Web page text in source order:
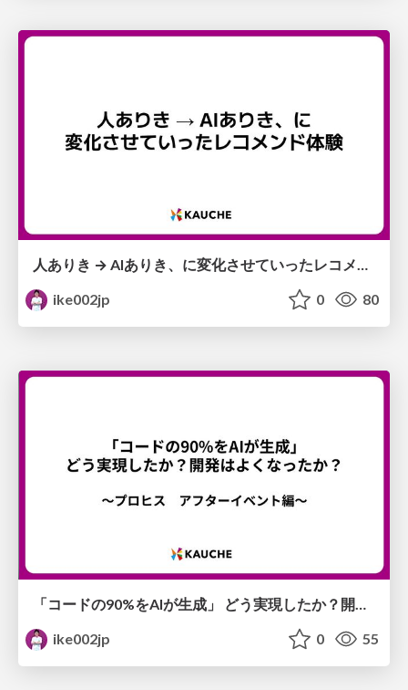
ike002jp
0 80
「コードの90%をAIが生成」 どう実現したか？開発はよくなったか？ 〜プロヒス アフターイベント編〜
ike002jp
0 55